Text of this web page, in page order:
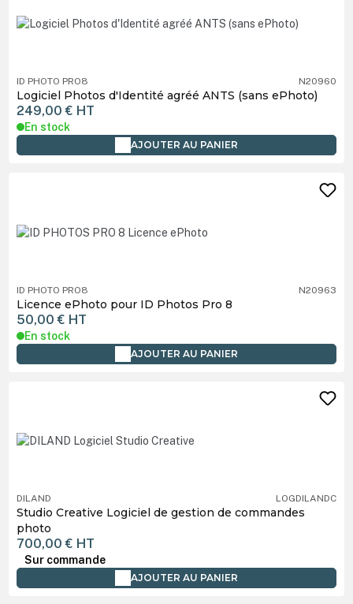
ID PHOTO PRO8 N20960
Logiciel Photos d'Identité agréé ANTS (sans ePhoto)
249,00 € HT
En stock
AJOUTER AU PANIER
ID PHOTO PRO8 N20963
Licence ePhoto pour ID Photos Pro 8
50,00 € HT
En stock
AJOUTER AU PANIER
DILAND LOGDILANDC
Studio Creative Logiciel de gestion de commandes
photo
700,00 € HT
Sur commande
AJOUTER AU PANIER